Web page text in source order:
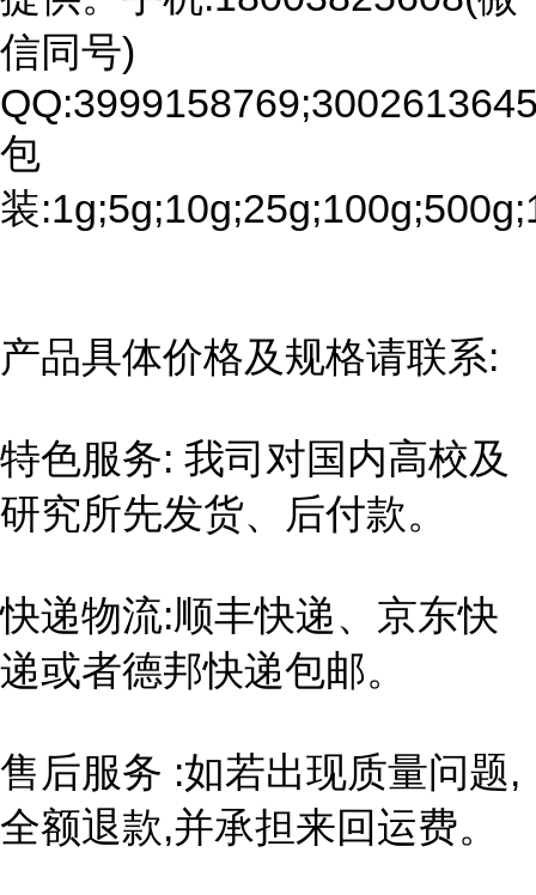
信同号)
包
装
产品具体价格及规格请联系:
特色服务: 我司对国内高校及
研究所先发货、后付款。
快递物流:顺丰快递、京东快
递或者德邦快递包邮。
售后服务 :如若出现质量问题,
全额退款,并承担来回运费。